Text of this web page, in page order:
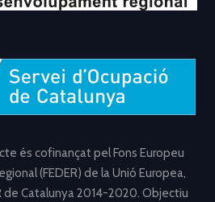
és cofinançat pel Fons Europeu
(FEDER) de la Unió Europea,
de Catalunya 2014-2020. Objectiu